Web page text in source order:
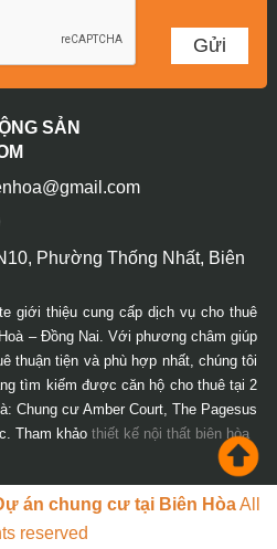
SẢN
Phường Thống Nhất, Biên
giới thiệu cung cấp dịch vụ cho thuê
– Đồng Nai. Với phương châm giúp
thuận tiện và phù hợp nhất, chúng tôi
tìm kiếm được căn hộ cho thuê tại 2
Chung cư Amber Court, The Pagesus
Tham khảo thiết kế nội thất biên hòa
án chung cư tại Biên HòaAll
reserved